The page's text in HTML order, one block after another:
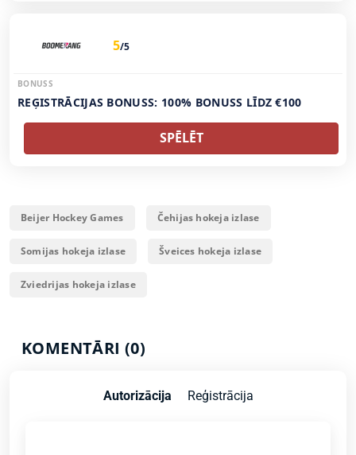
5/5
BONUSS
REĢISTRĀCIJAS BONUSS: 100% BONUSS LĪDZ €100
SPĒLĒT
Beijer Hockey Games Čehijas hokeja izlase
Somijas hokeja izlase Šveices hokeja izlase
Zviedrijas hokeja izlase
KOMENTĀRI (0)
Autorizācija Reģistrācija